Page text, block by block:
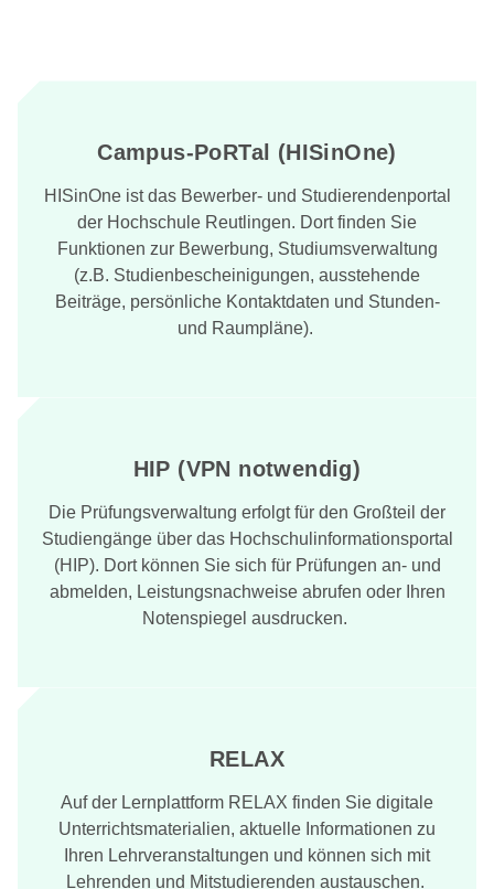
Campus-PoRTal (HISinOne)
HISinOne ist das Bewerber- und Studierendenportal
der Hochschule Reutlingen. Dort finden Sie
Funktionen zur Bewerbung, Studiumsverwaltung
(z.B. Studienbescheinigungen, ausstehende
Beiträge, persönliche Kontaktdaten und Stunden-
und Raumpläne).
HIP (VPN notwendig)
Die Prüfungsverwaltung erfolgt für den Großteil der
Studiengänge über das Hochschulinformationsportal
(HIP). Dort können Sie sich für Prüfungen an- und
abmelden, Leistungsnachweise abrufen oder Ihren
Notenspiegel ausdrucken.
RELAX
Auf der Lernplattform RELAX finden Sie digitale
Unterrichtsmaterialien, aktuelle Informationen zu
Ihren Lehrveranstaltungen und können sich mit
Lehrenden und Mitstudierenden austauschen.